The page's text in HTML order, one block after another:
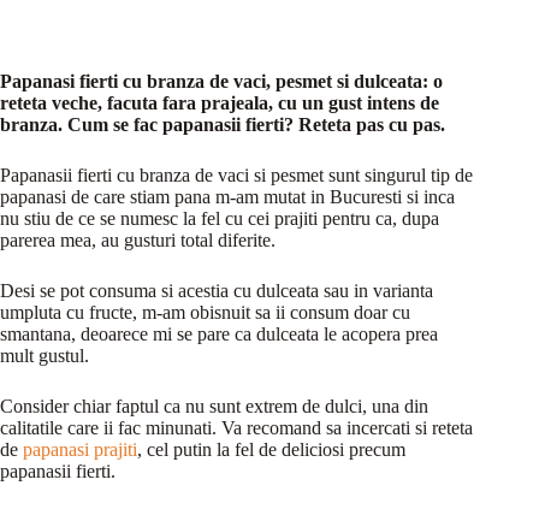
Papanasi fierti cu branza de vaci, pesmet si dulceata: o
reteta veche, facuta fara prajeala, cu un gust intens de
branza. Cum se fac papanasii fierti? Reteta pas cu pas.
Papanasii fierti cu branza de vaci si pesmet sunt singurul tip de
papanasi de care stiam pana m-am mutat in Bucuresti si inca
nu stiu de ce se numesc la fel cu cei prajiti pentru ca, dupa
parerea mea, au gusturi total diferite.
Desi se pot consuma si acestia cu dulceata sau in varianta
umpluta cu fructe, m-am obisnuit sa ii consum doar cu
smantana, deoarece mi se pare ca dulceata le acopera prea
mult gustul.
Consider chiar faptul ca nu sunt extrem de dulci, una din
calitatile care ii fac minunati. Va recomand sa incercati si reteta
de papanasi prajiti, cel putin la fel de deliciosi precum
papanasii fierti.